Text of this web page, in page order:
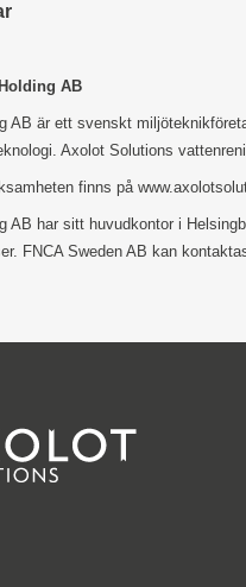
AB
AB är ett svenskt
Axolot Solutions
finns på
AB har sitt huvudkontor i
FNCA Sweden AB kan